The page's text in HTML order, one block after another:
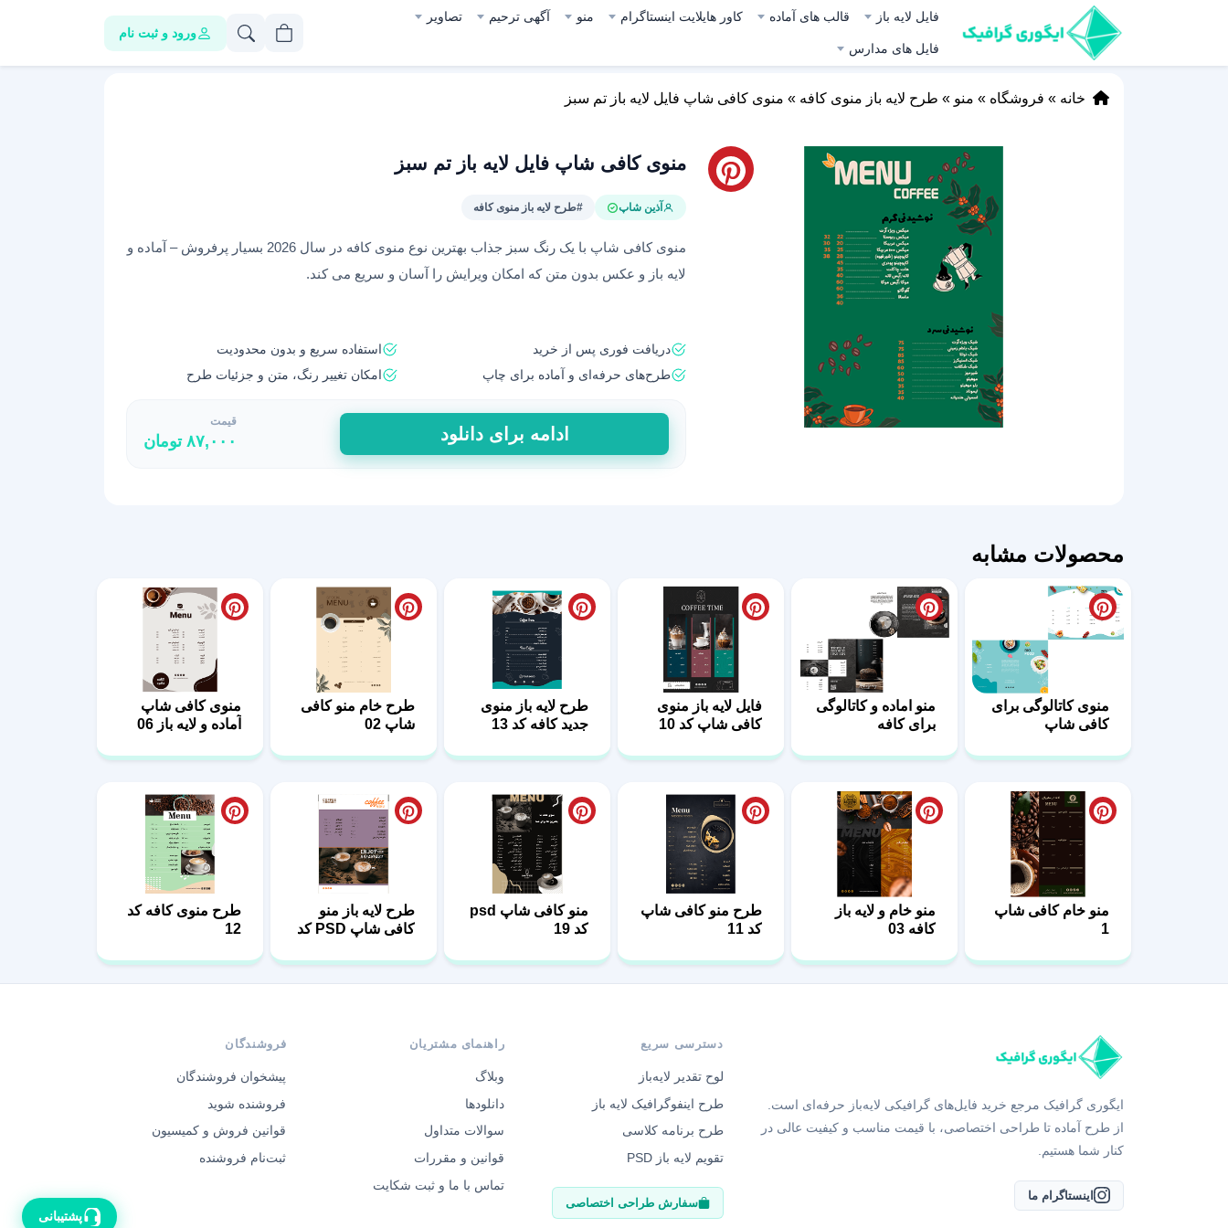
فایل لایه باز قالب های آماده کاور هایلایت اینستاگرام منو آگهی ترحیم تصاویر
فایل های مدارس
ورود و ثبت نام
خانه » فروشگاه » منو » طرح لایه باز منوی کافه » منوی کافی شاپ فایل لایه باز تم سبز
منوی کافی شاپ فایل لایه باز تم سبز
آذین شاپ #طرح لایه باز منوی کافه
منوی کافی شاپ با یک رنگ سبز جذاب بهترین نوع منوی کافه در سال 2026 بسیار پرفروش – آماده و
لایه باز و عکس بدون متن که امکان ویرایش را آسان و سریع می کند.
دریافت فوری پس از خرید
استفاده سریع و بدون محدودیت
طرح‌های حرفه‌ای و آماده برای چاپ
امکان تغییر رنگ، متن و جزئیات طرح
منوی
کافی
شاپ
ادامه برای دانلود
قیمت
۸۷,۰۰۰ تومان
محصولات مشابه
منوی کاتالوگی برای
کافی شاپ
منو اماده و کاتالوگی
برای کافه
فایل لایه باز منوی
کافی شاپ کد 10
طرح لایه باز منوی
جدید کافه کد 13
طرح خام منو کافی
شاپ 02
منوی کافی شاپ
آماده و لایه باز 06
منو خام کافی شاپ
1
منو خام و لایه باز
کافه 03
طرح منو کافی شاپ
کد 11
منو کافی شاپ psd
کد 19
طرح لایه باز منو
کافی شاپ PSD کد
طرح منوی کافه کد
12
ایگوری گرافیک مرجع خرید فایل‌های گرافیکی لایه‌باز حرفه‌ای است.
از طرح آماده تا طراحی اختصاصی، با قیمت مناسب و کیفیت عالی در
کنار شما هستیم.
اینستاگرام ما
دسترسی سریع
لوح تقدیر لایه‌باز
طرح اینفوگرافیک لایه باز
طرح برنامه کلاسی
تقویم لایه باز PSD
سفارش طراحی اختصاصی
راهنمای مشتریان
وبلاگ
دانلودها
سوالات متداول
قوانین و مقررات
تماس با ما و ثبت شکایت
فروشندگان
پیشخوان فروشندگان
فروشنده شوید
قوانین فروش و کمیسیون
ثبت‌نام فروشنده
پشتیبانی